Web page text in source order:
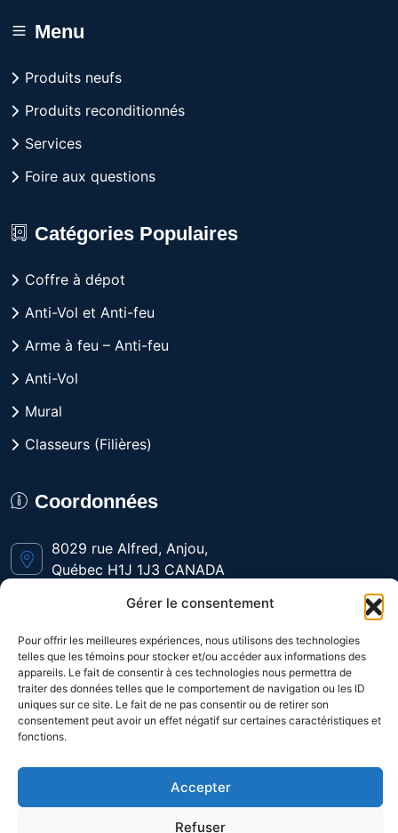
Gérer le consentement
Pour offrir les meilleures expériences, nous utilisons des technologies
telles que les témoins pour stocker et/ou accéder aux informations des
appareils. Le fait de consentir à ces technologies nous permettra de
traiter des données telles que le comportement de navigation ou les ID
uniques sur ce site. Le fait de ne pas consentir ou de retirer son
consentement peut avoir un effet négatif sur certaines caractéristiques et
fonctions.
Accepter
Refuser
Menu
Produits neufs
Produits reconditionnés
Services
Foire aux questions
Catégories Populaires
Coffre à dépot
Anti-Vol et Anti-feu
Arme à feu – Anti-feu
Anti-Vol
Mural
Classeurs (Filières)
Coordonnées
8029 rue Alfred, Anjou,
Québec H1J 1J3 CANADA
Du lundi au vendredi
1-800-361-3992
(514) 328-9648